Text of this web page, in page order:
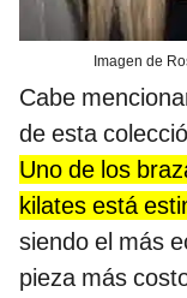
Imagen de
Cabe
de esta
Uno de los
kilates está
siendo el más
pieza más